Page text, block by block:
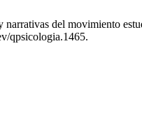
narrativas del movimiento
qpsicologia.1465.